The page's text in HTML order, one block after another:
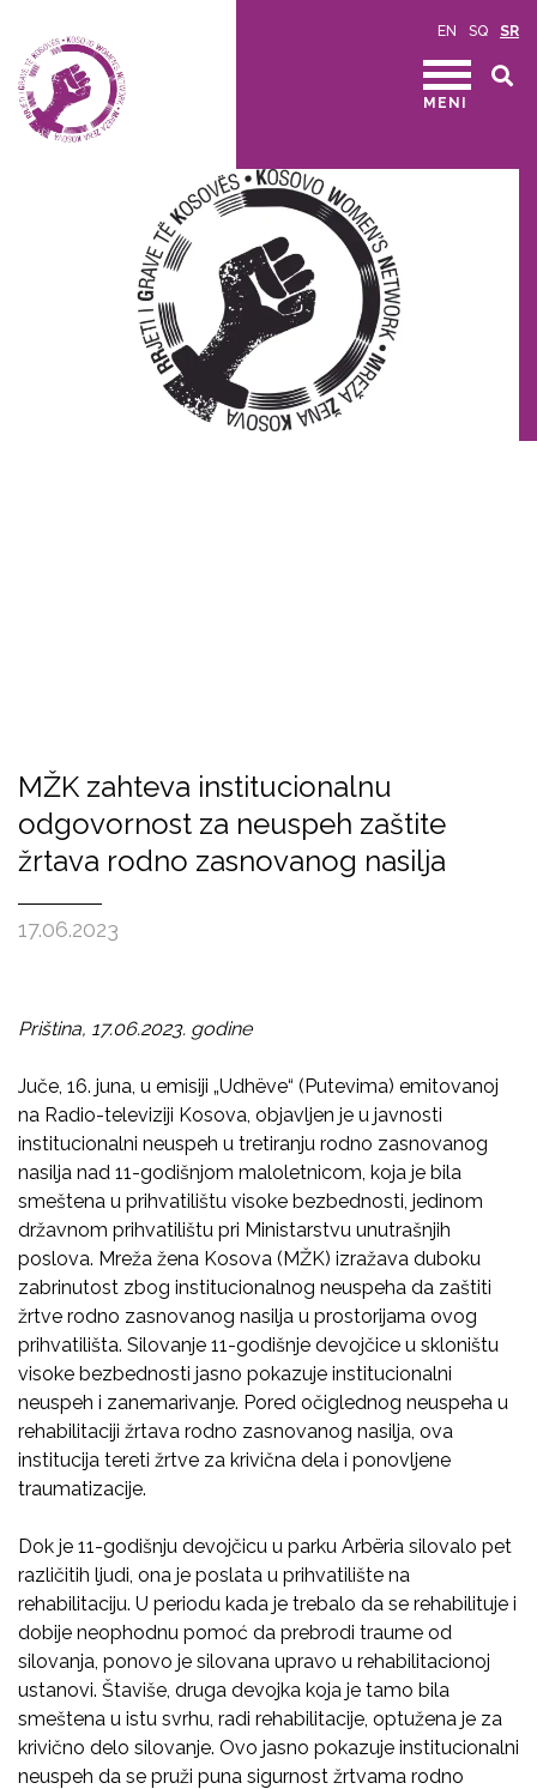
EN SQ SR
MENI
MŽK zahteva institucionalnu
odgovornost za neuspeh zaštite
žrtava rodno zasnovanog nasilja
17.06.2023
Priština, 17.06.2023. godine
Juče, 16. juna, u emisiji „Udhëve“ (Putevima) emitovanoj
na Radio-televiziji Kosova, objavljen je u javnosti
institucionalni neuspeh u tretiranju rodno zasnovanog
nasilja nad 11-godišnjom maloletnicom, koja je bila
smeštena u prihvatilištu visoke bezbednosti, jedinom
državnom prihvatilištu pri Ministarstvu unutrašnjih
poslova. Mreža žena Kosova (MŽK) izražava duboku
zabrinutost zbog institucionalnog neuspeha da zaštiti
žrtve rodno zasnovanog nasilja u prostorijama ovog
prihvatilišta. Silovanje 11-godišnje devojčice u skloništu
visoke bezbednosti jasno pokazuje institucionalni
neuspeh i zanemarivanje. Pored očiglednog neuspeha u
rehabilitaciji žrtava rodno zasnovanog nasilja, ova
institucija tereti žrtve za krivična dela i ponovljene
traumatizacije.
Dok je 11-godišnju devojčicu u parku Arbëria silovalo pet
različitih ljudi, ona je poslata u prihvatilište na
rehabilitaciju. U periodu kada je trebalo da se rehabilituje i
dobije neophodnu pomoć da prebrodi traume od
silovanja, ponovo je silovana upravo u rehabilitacionoj
ustanovi. Štaviše, druga devojka koja je tamo bila
smeštena u istu svrhu, radi rehabilitacije, optužena je za
krivično delo silovanje. Ovo jasno pokazuje institucionalni
neuspeh da se pruži puna sigurnost žrtvama rodno